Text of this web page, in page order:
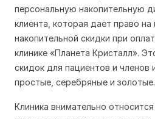
персональную накопительную
клиента, которая дает право на
накопительной скидки при
клинике «Планета Кристалл».
скидок для пациентов и членов
простые, серебряные и золотые.
Клиника внимательно